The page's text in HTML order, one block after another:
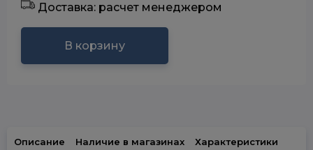
Доставка: расчет менеджером
В корзину
Описание Наличие в магазинах Характеристики